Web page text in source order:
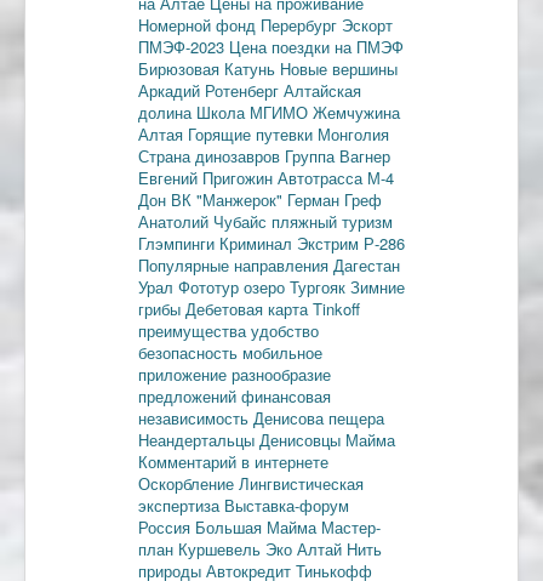
Номерной фонд Перербург Эскорт
ПМЭФ-2023 Цена поездки на ПМЭФ
Бирюзовая Катунь Новые вершины
Аркадий Ротенберг Алтайская
долина Школа МГИМО Жемчужина
Алтая Горящие путевки Монголия
Страна динозавров Группа Вагнер
Евгений Пригожин Автотрасса М-4
Дон ВК "Манжерок" Герман Греф
Анатолий Чубайс пляжный туризм
Глэмпинги Криминал Экстрим Р-286
Популярные направления Дагестан
Урал Фототур озеро Тургояк Зимние
грибы Дебетовая картаTinkoff
преимуществаудобство
безопасность мобильное
приложение разнообразие
предложений финансовая
независимость Денисова пещера
Неандертальцы Денисовцы Майма
Комментарий в интернете
Оскорбление Лингвистическая
экспертиза Выставка-форум
Россия Большая Майма Мастер-
план Куршевель Эко Алтай Нить
природы Автокредит Тинькофф